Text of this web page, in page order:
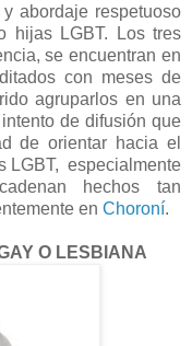
abordaje respetuoso
hijas LGBT. Los tres
se encuentran en
con meses de
agruparlos en una
de difusión que
de orientar hacia el
LGBT, especialmente
hechos tan
en Choroní.
O LESBIANA